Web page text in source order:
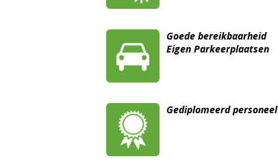
Goede bereikbaarheid
Eigen Parkeerplaatsen
Gediplomeerd personeel